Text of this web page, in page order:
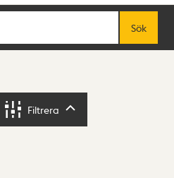
Sök
Filtrera